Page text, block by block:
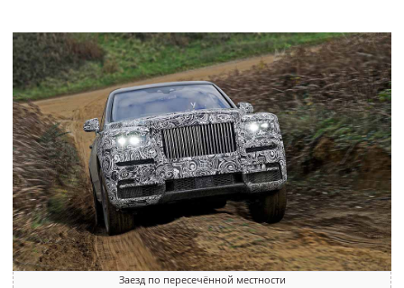
Заезд по пересечённой местности